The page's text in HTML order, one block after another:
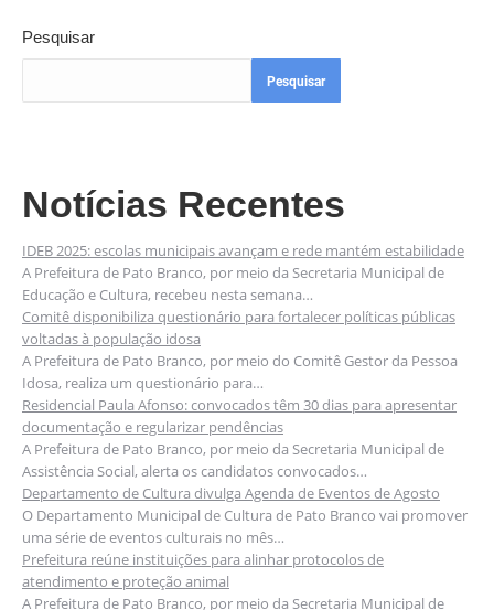
Pesquisar
Pesquisar
Notícias Recentes
IDEB 2025: escolas municipais avançam e rede mantém estabilidade
A Prefeitura de Pato Branco, por meio da Secretaria Municipal de
Educação e Cultura, recebeu nesta semana…
Comitê disponibiliza questionário para fortalecer políticas públicas
voltadas à população idosa
A Prefeitura de Pato Branco, por meio do Comitê Gestor da Pessoa
Idosa, realiza um questionário para…
Residencial Paula Afonso: convocados têm 30 dias para apresentar
documentação e regularizar pendências
A Prefeitura de Pato Branco, por meio da Secretaria Municipal de
Assistência Social, alerta os candidatos convocados…
Departamento de Cultura divulga Agenda de Eventos de Agosto
O Departamento Municipal de Cultura de Pato Branco vai promover
uma série de eventos culturais no mês…
Prefeitura reúne instituições para alinhar protocolos de
atendimento e proteção animal
A Prefeitura de Pato Branco, por meio da Secretaria Municipal de